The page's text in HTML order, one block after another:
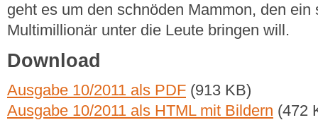
geht es um den schnöden Mammon, den ein
Multimillionär unter die Leute bringen will.
Download
Ausgabe 10/2011 als PDF (913 KB)
Ausgabe 10/2011 als HTML mit Bildern (472